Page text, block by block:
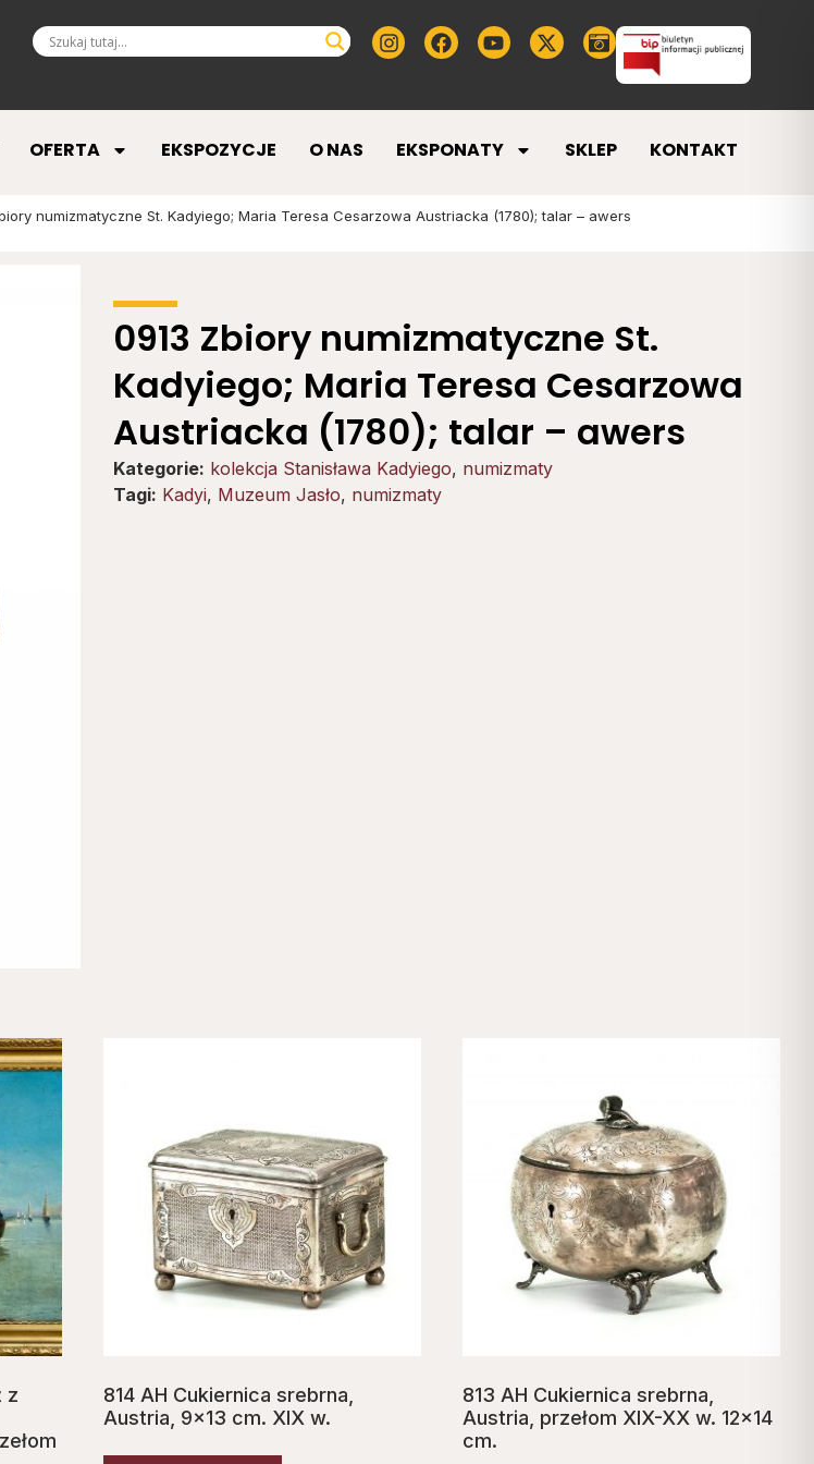
OFERTA EKSPOZYCJE O NAS EKSPONATY SKLEP KONTAKT
numizmatyczne St. Kadyiego; Maria Teresa Cesarzowa Austriacka (1780); talar – awers
0913 Zbiory numizmatyczne St.
Kadyiego; Maria Teresa Cesarzowa
Austriacka (1780); talar – awers
Kategorie: kolekcja Stanisława Kadyiego, numizmaty
Tagi: Kadyi, Muzeum Jasło, numizmaty
z
814 AH Cukiernica srebrna,
Austria, 9×13 cm. XIX w.
813 AH Cukiernica srebrna,
Austria, przełom XIX-XX w. 12×14
cm.